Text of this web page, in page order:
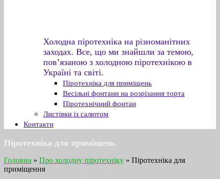
Холодна піротехніка на різноманітних
заходах. Все, що ми знайшли за темою,
пов’язаною з холодною піротехнікою в
Україні та світі.
Піротехніка для приміщень
Весільні фонтани на розрізання торта
Піротехнічний фонтан
Листівки із салютом
Контакти
Піротехніка для приміщень
Головна » Про холодну піротехніку » Піротехніка для
приміщення